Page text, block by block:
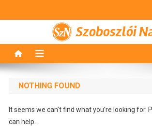
Szoboszlói
NOTHING FOUND
It seems we can’t find what you’re looking for.
can help.